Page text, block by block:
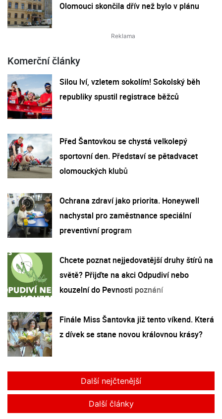
Olomouci skončila dřív než bylo v plánu
Komerční články
Silou lví, vzletem sokolím! Sokolský běh
republiky spustil registrace běžců
Před Šantovkou se chystá velkolepý
sportovní den. Představí se pětadvacet
olomouckých klubů
Ochrana zdraví jako priorita. Honeywell
nachystal pro zaměstnance speciální
preventivní program
Chcete poznat nejjedovatější druhy štírů na
světě? Přijďte na akci Odpudiví nebo
kouzelní do Pevnosti poznání
Finále Miss Šantovka již tento víkend. Která
z dívek se stane novou královnou krásy?
Další nejčtenější
Další články